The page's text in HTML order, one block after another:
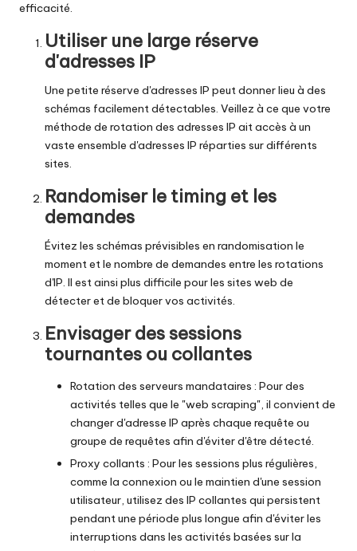
efficacité.
Utiliser une large réserve
d'adresses IP
Une petite réserve d'adresses IP peut donner lieu à des
schémas facilement détectables. Veillez à ce que votre
méthode de rotation des adresses IP ait accès à un
vaste ensemble d'adresses IP réparties sur différents
sites.
Randomiser le timing et les
demandes
Évitez les schémas prévisibles en randomisation le
moment et le nombre de demandes entre les rotations
d'IP. Il est ainsi plus difficile pour les sites web de
détecter et de bloquer vos activités.
Envisager des sessions
tournantes ou collantes
Rotation des serveurs mandataires : Pour des
activités telles que le "web scraping", il convient de
changer d'adresse IP après chaque requête ou
groupe de requêtes afin d'éviter d'être détecté.
Proxy collants : Pour les sessions plus régulières,
comme la connexion ou le maintien d'une session
utilisateur, utilisez des IP collantes qui persistent
pendant une période plus longue afin d'éviter les
interruptions dans les activités basées sur la